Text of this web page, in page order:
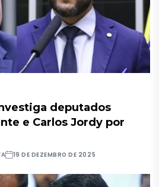
deputados
e Carlos Jordy por
19 DE DEZEMBRO DE 2025